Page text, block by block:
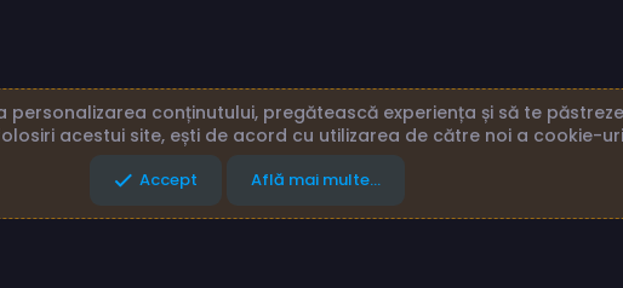
Politică de confidențialitate Ajutor Acasă
conținutului, pregătească experiența și să te
acestui site, ești de acord cu utilizarea de către noi a cookie-
Accept Află mai multe...